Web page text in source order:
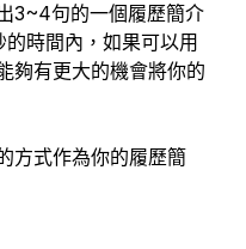
3~4句的一個履歷簡介
時間內，如果可以用
夠有更大的機會將你的
方式作為你的履歷簡